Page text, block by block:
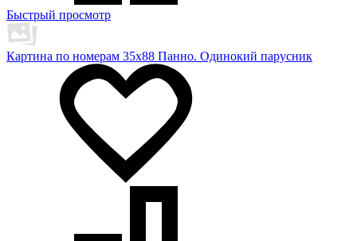
Быстрый просмотр
Картина по номерам 35х88 Панно. Одинокий парусник